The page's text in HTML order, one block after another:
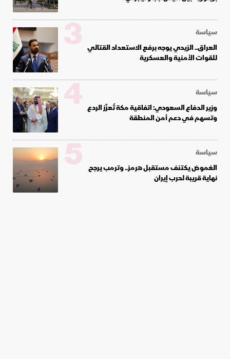
سياسة
العراق.. الزيدي يوجه برفع الاستعداد القتالي
للقوات الأمنية والعسكرية
3
سياسة
وزير الدفاع السعودي: اتفاقية مكة تُعزّز الردع
وتسهم في دعم أمن المنطقة
4
سياسة
الغموض يكتنف مستقبل هرمز.. وترمب يرجح
نهاية قريبة لحرب إيران
5